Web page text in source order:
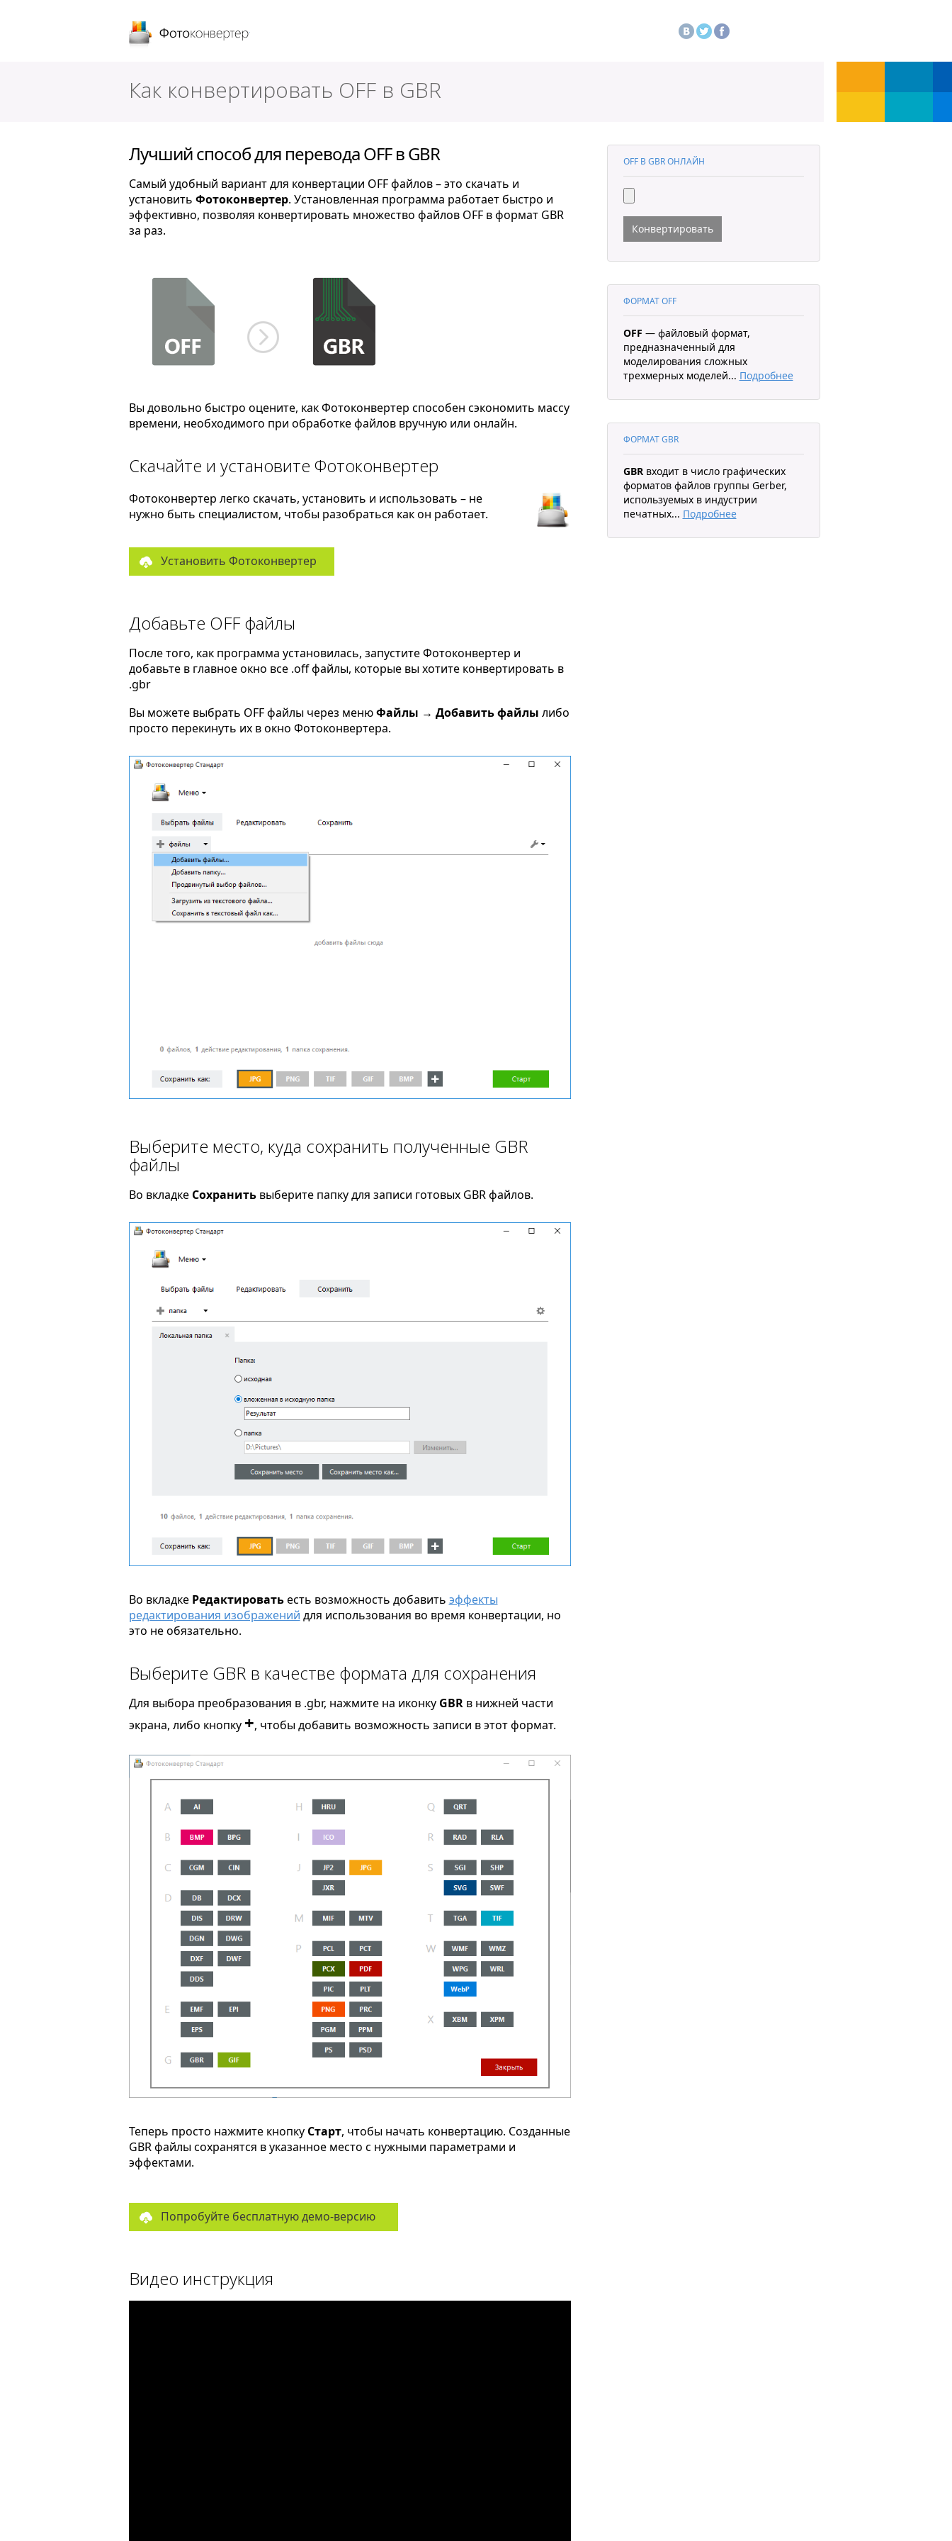
Как конвертировать OFF в GBR
Лучший способ для перевода OFF в GBR
Самый удобный вариант для конвертации OFF файлов – это скачать и
установить Фотоконвертер. Установленная программа работает быстро и
эффективно, позволяя конвертировать множество файлов OFF в формат GBR
за раз.
Вы довольно быстро оцените, как Фотоконвертер способен сэкономить массу
времени, необходимого при обработке файлов вручную или онлайн.
Скачайте и установите Фотоконвертер
Фотоконвертер легко скачать, установить и использовать – не
нужно быть специалистом, чтобы разобраться как он работает.
Установить Фотоконвертер
Добавьте OFF файлы
После того, как программа установилась, запустите Фотоконвертер и
добавьте в главное окно все .off файлы, которые вы хотите конвертировать в
.gbr
Вы можете выбрать OFF файлы через менюФайлы → Добавить файлы либо
просто перекинуть их в окно Фотоконвертера.
Выберите место, куда сохранить полученные GBR
файлы
Во вкладке Сохранитьвыберите папку для записи готовых GBR файлов.
Во вкладке Редактироватьесть возможность добавить эффекты
редактирования изображений для использования во время конвертации, но
это не обязательно.
Выберите GBR в качестве формата для сохранения
Для выбора преобразования в .gbr, нажмите на иконку GBRв нижней части
экрана, либо кнопку +, чтобы добавить возможность записи в этот формат.
Теперь просто нажмите кнопку Старт, чтобы начать конвертацию. Созданные
GBR файлы сохранятся в указанное место с нужными параметрами и
эффектами.
Попробуйте бесплатную демо-версию
Видео инструкция
OFF В GBR ОНЛАЙН
Конвертировать
ФОРМАТ OFF
OFF — файловый формат,
предназначенный для
моделирования сложных
трехмерных моделей... Подробнее
ФОРМАТ GBR
GBRвходит в число графических
форматов файлов группы Gerber,
используемых в индустрии
печатных... Подробнее